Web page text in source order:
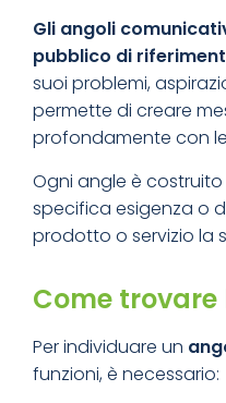
Gli angoli
pubblico di
suoi problemi,
permette di creare
profondamente con
Ogni angle è
specifica esigenza o
prodotto o servizio la
Come trovare
Per individuare un
funzioni, è necessario: